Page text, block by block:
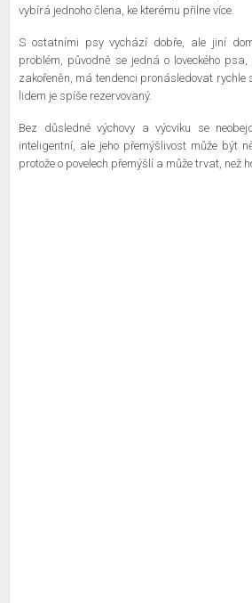
vybírá jednoho člena, ke kterému přilne více.
S ostatními psy vychází dobře, ale jiní
problém, původně se jedná o loveckého
zakořeněn, má tendenci pronásledovat rychle
lidem je spíše rezervovaný.
Bez důsledné výchovy a výcviku se
inteligentní, ale jeho přemýšlivost může být
protože o povelech přemýšlí a může trvat, než